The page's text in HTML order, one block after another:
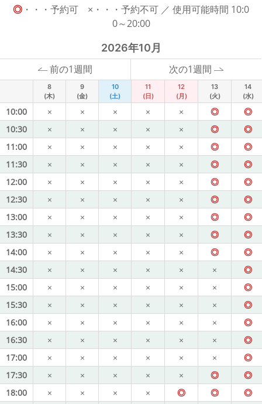
◎ ・・・予約可 ×・・・予約不可 ／ 使用可能時間 10:0
0～20:00
2026年10月
前の1週間 次の1週間
8
(木)
9
(金)
10
(土)
11
(日)
12
(月)
13
(火)
14
(水)
10:00 × × × × × ◎
◎
10:30
× × × × × ◎
◎
11:00
× × × × × ◎
◎
11:30
× × × × × ◎
◎
12:00
× × × × × ◎
◎
12:30
× × × × × ◎
◎
13:00
× × × × × ◎
◎
13:30
× × × × × ◎
◎
14:00
× × × × × ◎
◎
14:30
× × × × × ×
◎
15:00
× × × × × ×
◎
15:30
× × × × × ×
◎
16:00
× × × × × ×
◎
16:30
× × × × × ×
◎
17:00
× × × × × ×
◎
17:30
× × × × × ◎
◎
18:00
× × × × ◎ ◎
◎